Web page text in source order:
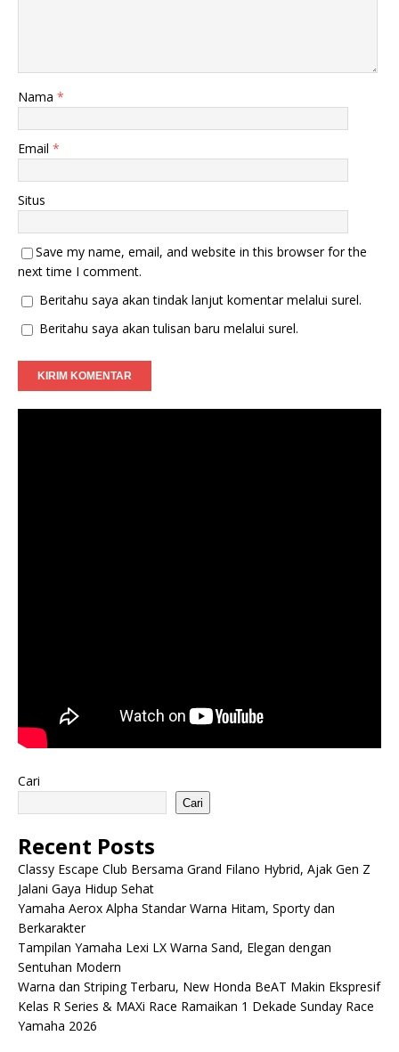
Nama *
Email *
Situs
Save my name, email, and website in this browser for the
next time I comment.
Beritahu saya akan tindak lanjut komentar melalui surel.
Beritahu saya akan tulisan baru melalui surel.
Cari
Cari
Recent Posts
Classy Escape Club Bersama Grand Filano Hybrid, Ajak Gen Z
Jalani Gaya Hidup Sehat
Yamaha Aerox Alpha Standar Warna Hitam, Sporty dan
Berkarakter
Tampilan Yamaha Lexi LX Warna Sand, Elegan dengan
Sentuhan Modern
Warna dan Striping Terbaru, New Honda BeAT Makin Ekspresif
Kelas R Series & MAXi Race Ramaikan 1 Dekade Sunday Race
Yamaha 2026